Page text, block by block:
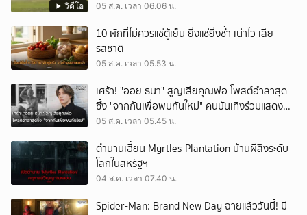
วิดีโอ 05 ส.ค. เวลา 06.06 น.
10 ผักที่ไม่ควรแช่ตู้เย็น ยิ่งแช่ยิ่งช้ำ เน่าไว เสีย
รสชาติ
05 ส.ค. เวลา 05.53 น.
เศร้า! "ออย ธนา" สูญเสียคุณพ่อ โพสต์อำลาสุด
ซึ้ง "จากกันเพื่อพบกันใหม่" คนบันเทิงร่วมแสดง
ความอาลัย
05 ส.ค. เวลา 05.45 น.
ตำนานเฮี้ยน Myrtles Plantation บ้านผีสิงระดับ
โลกในสหรัฐฯ
04 ส.ค. เวลา 07.40 น.
Spider-Man: Brand New Day ฉายแล้ววันนี้! มี